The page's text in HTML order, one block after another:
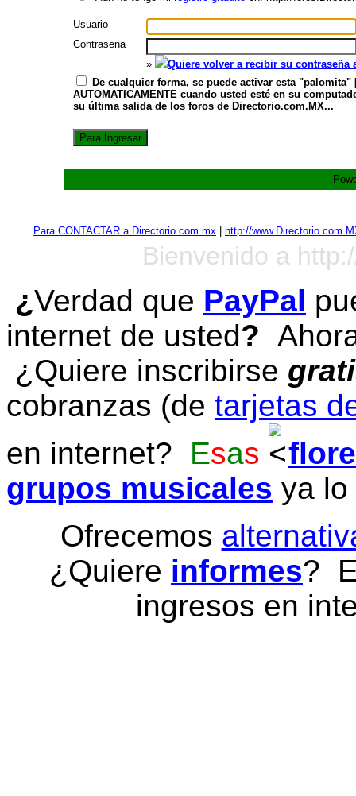
Usuario
Contrasena
»
Quiere volver a recibir su
De cualquier forma, se puede activar esta
AUTOMATICAMENTE cuando usted esté en su
su última salida de los foros de Directorio.com.MX...
Para CONTACTAR a Directorio.com.mx http://
Bienvenido a
¿Verdad que PayPal
internet de usted?
¿Quiere inscribirse
cobranzas (de tarjetas
en internet? Esas
grupos musicales ya
Ofrecemos
¿Quiere informes?
ingresos en